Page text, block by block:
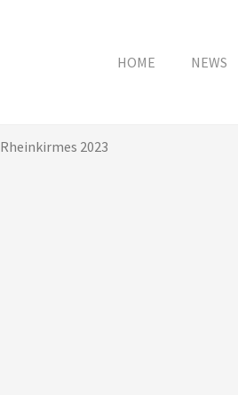
HOME NEWS
Rheinkirmes 2023